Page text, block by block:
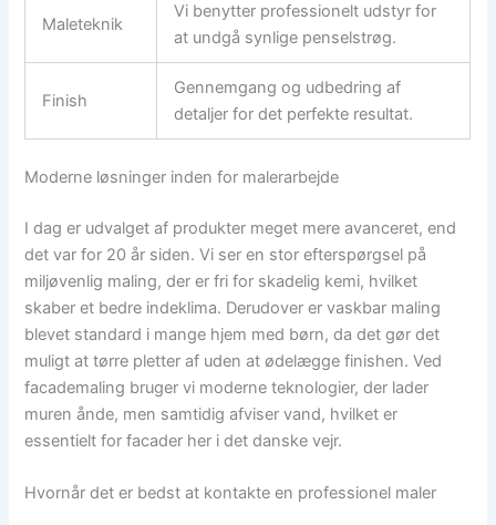
Maleteknik
Vi benytter professionelt udstyr for
at undgå synlige penselstrøg.
Finish
Gennemgang og udbedring af
detaljer for det perfekte resultat.
Moderne løsninger inden for malerarbejde
I dag er udvalget af produkter meget mere avanceret, end
det var for 20 år siden. Vi ser en stor efterspørgsel på
miljøvenlig maling, der er fri for skadelig kemi, hvilket
skaber et bedre indeklima. Derudover er vaskbar maling
blevet standard i mange hjem med børn, da det gør det
muligt at tørre pletter af uden at ødelægge finishen. Ved
facademaling bruger vi moderne teknologier, der lader
muren ånde, men samtidig afviser vand, hvilket er
essentielt for facader her i det danske vejr.
Hvornår det er bedst at kontakte en professionel maler